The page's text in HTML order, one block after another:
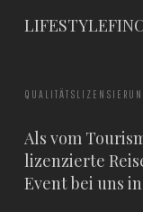
Als vom
lizenzierte
Event bei uns